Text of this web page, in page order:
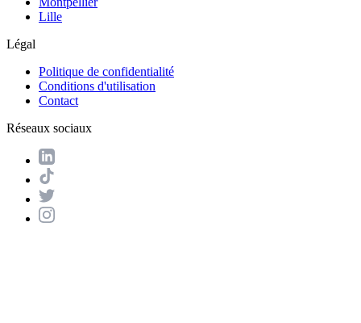
Lille
Légal
Politique de confidentialité
Conditions d'utilisation
Contact
Réseaux sociaux